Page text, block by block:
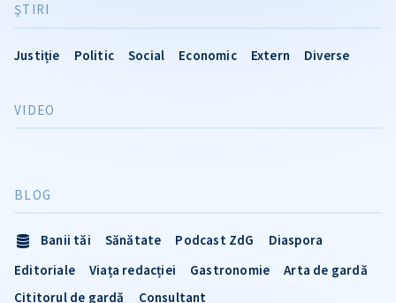
ŞTIRI
Justiție Politic Social Economic Extern Diverse
VIDEO
BLOG
Banii tăi Sănătate Podcast ZdG
Diaspora
Editoriale
Viața redacției Gastronomie
Arta de gardă
Cititorul de gardă
Consultant